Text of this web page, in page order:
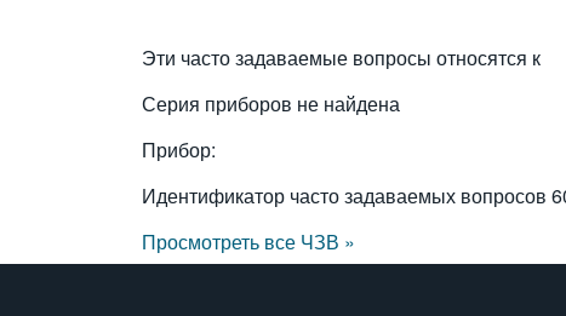
Эти часто задаваемые вопросы относятся к
Серия приборов не найдена
Прибор:
Идентификатор часто задаваемых вопросов
Просмотреть все ЧЗВ »